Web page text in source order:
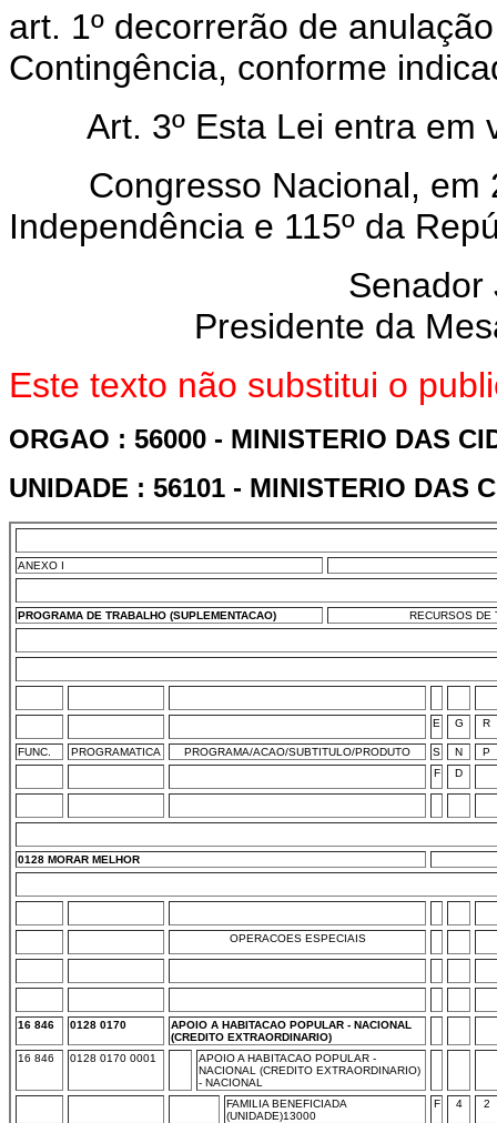
art. 1º decorrerão de
Contingência, conforme
Art. 3º Esta Lei entra em
Congresso Nacional, em
Independência e 115º da
Senador
Presidente da
Este texto não substitui o
ORGAO : 56000 - MINISTERIO DAS
UNIDADE : 56101 - MINISTERIO DAS
ANEXO I
PROGRAMA DE TRABALHO (SUPLEMENTACAO) RECURSOS DE
E G R
FUNC. PROGRAMATICA PROGRAMA/ACAO/SUBTITULO/PRODUTO S N
P
F
D
0128 MORAR MELHOR
OPERACOES ESPECIAIS
16 846 0128 0170
APOIO A HABITACAO POPULAR - NACIONAL
(CREDITO EXTRAORDINARIO)
16 846
0128 0170 0001
APOIO A HABITACAO POPULAR -
NACIONAL (CREDITO EXTRAORDINARIO)
- NACIONAL
FAMILIA BENEFICIADA
(UNIDADE)13000
F 4 2